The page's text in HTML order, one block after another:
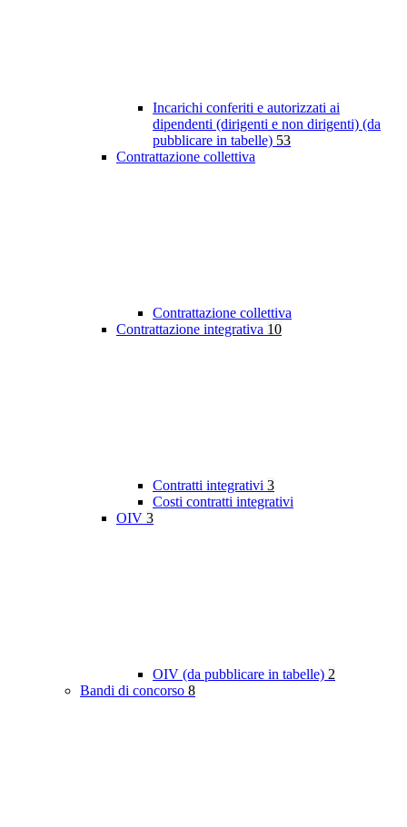
Incarichi conferiti e autorizzati ai
dipendenti (dirigenti e non dirigenti) (da
pubblicare in tabelle) 53
Contrattazione collettiva
Contrattazione collettiva
Contrattazione integrativa 10
Contratti integrativi 3
Costi contratti integrativi
OIV 3
OIV (da pubblicare in tabelle) 2
Bandi di concorso 8